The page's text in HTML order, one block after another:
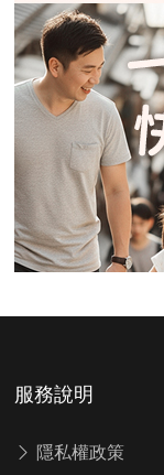
服務說明
隱私權政策